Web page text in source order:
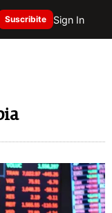
Suscribite Sign In